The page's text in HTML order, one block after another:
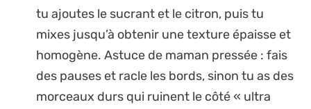
tu ajoutes le sucrant et le citron, puis tu
mixes jusqu’à obtenir une texture épaisse et
homogène. Astuce de maman pressée : fais
des pauses et racle les bords, sinon tu as des
morceaux durs qui ruinent le côté « ultra